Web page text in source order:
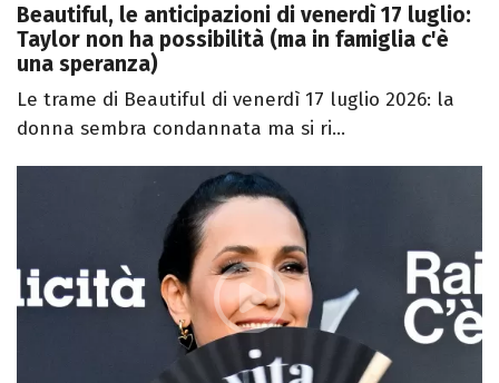
Beautiful, le anticipazioni di venerdì 17 luglio:
Taylor non ha possibilità (ma in famiglia c'è
una speranza)
Le trame di Beautiful di venerdì 17 luglio 2026: la
donna sembra condannata ma si ri...